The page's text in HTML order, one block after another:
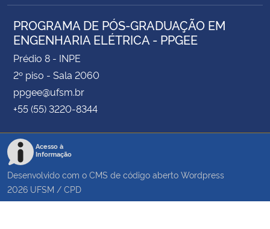
PROGRAMA DE PÓS-GRADUAÇÃO EM
ENGENHARIA ELÉTRICA - PPGEE
Prédio 8 - INPE
2º piso - Sala 2060
ppgee@ufsm.br
+55 (55) 3220-8344
Acesso à
Informação
Desenvolvido com o CMS de código aberto Wordpress
2026 UFSM / CPD